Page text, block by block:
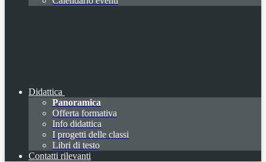
Didattica
Panoramica
Offerta formativa
Info didattica
I progetti delle classi
Libri di testo
Contatti rilevanti